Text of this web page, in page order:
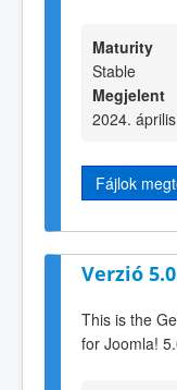
Maturity
Stable
Megjelent
2024.
Fájlok
Verzió
This is the
for Joomla!